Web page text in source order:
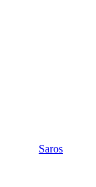
Saros